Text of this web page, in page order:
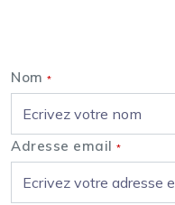
Nom *
Adresse email *